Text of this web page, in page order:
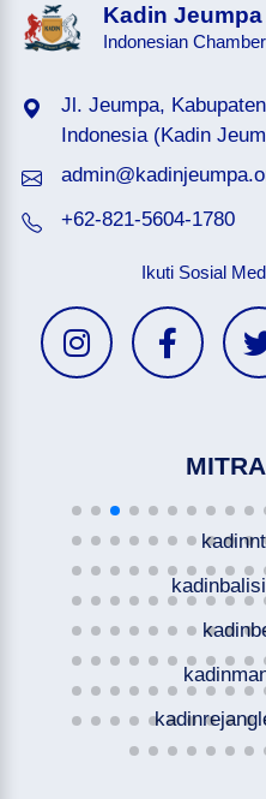
Kadin Jeumpa
Indonesian
Jl. Jeumpa,
Indonesia (Kadin
+62-821-5604-1780
Ikuti Sosial